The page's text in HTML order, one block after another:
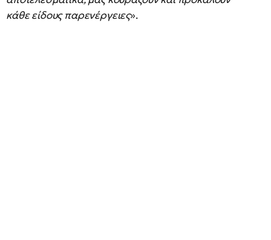
κάθε είδους παρενέργειες».